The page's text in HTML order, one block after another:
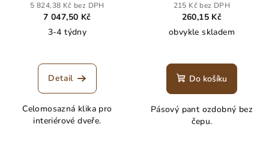
5 824,38 Kč bez DPH
7 047,50 Kč
3-4 týdny
Detail
Celomosazná klika pro
interiérové dveře.
215 Kč bez DPH
260,15 Kč
obvykle skladem
Do košíku
Pásový pant ozdobný bez
čepu.